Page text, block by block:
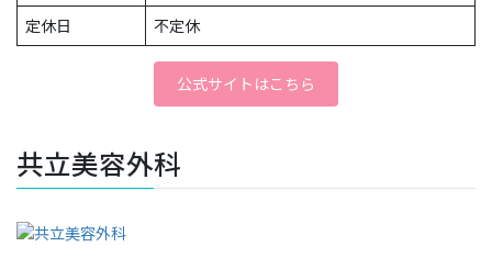
定休日
不定休
公式サイトはこちら
共立美容外科